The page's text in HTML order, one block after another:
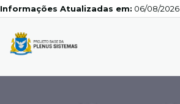
Atualizadas em: 06/08/2026